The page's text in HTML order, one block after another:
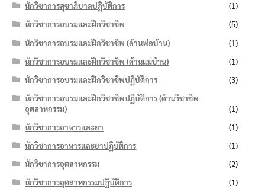
นักวิชาการสุขาภิบาลปฏิบัติการ
(1)
นักวิชาการอบรมและฝึกวิชาชีพ
(5)
นักวิชาการอบรมและฝึกวิชาชีพ (ด้านพ่อบ้าน)
(1)
นักวิชาการอบรมและฝึกวิชาชีพ (ด้านแม่บ้าน)
(1)
นักวิชาการอบรมและฝึกวิชาชีพปฏิบัติการ
(3)
นักวิชาการอบรมและฝึกวิชาชีพปฏิบัติการ (ด้านวิชาชีพ
อุตสาหกรรม)
(1)
นักวิชาการอาหารและยา
(1)
นักวิชาการอาหารและยาปฏิบัติการ
(1)
นักวิชาการอุตสาหกรรม
(2)
นักวิชาการอุตสาหกรรมปฏิบัติการ
(1)